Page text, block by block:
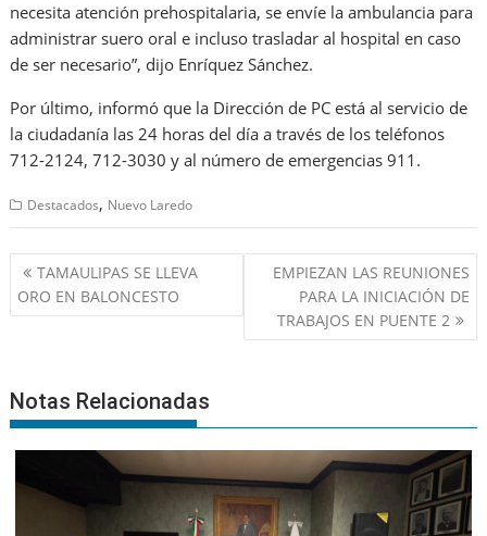
necesita atención prehospitalaria, se envíe la ambulancia para
administrar suero oral e incluso trasladar al hospital en caso
de ser necesario”, dijo Enríquez Sánchez.
Por último, informó que la Dirección de PC está al servicio de
la ciudadanía las 24 horas del día a través de los teléfonos
712-2124, 712-3030 y al número de emergencias 911.
Destacados, Nuevo Laredo
Navegación
de
entradas
TAMAULIPAS SE LLEVA
ORO EN BALONCESTO
EMPIEZAN LAS REUNIONES
PARA LA INICIACIÓN DE
TRABAJOS EN PUENTE 2
Notas Relacionadas